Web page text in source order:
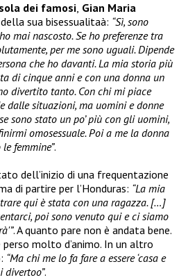
dei famosi, Gian Maria
sua bisessualitaà: “Sì, sono
mai nascosto. Se ho preferenze tra
per me sono uguali. Dipende
che ho davanti. La mia storia più
di cinque anni e con una donna un
divertito tanto. Con chi mi piace
dalle situazioni, ma uomini e donne
sono stato un po’ più con gli uomini,
omosessuale. Poi a me la donna
femmine”.
dell’inizio di una frequentazione
di partire per l’Honduras: “La mia
qui è stata con una ragazza. […]
poi sono venuto qui e ci siamo
. A quanto pare non è andata bene.
perso molto d’animo. In un altro
“Ma chi me lo fa fare a essere ‘casa e
divertoo”.